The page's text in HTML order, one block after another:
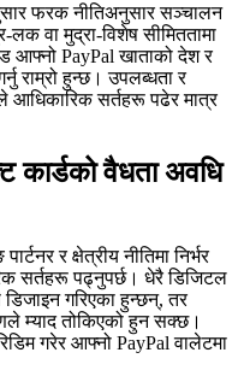
फरक नीतिअनुसार सञ्चालन
वा मुद्रा‑विशेष सीमिततामा
आफ्नो PayPal खाताको देश र
राम्रो हुन्छ। उपलब्धता र
सर्तहरू पढेर मात्र
वैधता अवधि
र क्षेत्रीय नीतिमा निर्भर
सर्तहरू पढ्नुपर्छ। धेरै डिजिटल
गरिएका हुन्छन्, तर
म्याद तोकिएको हुन सक्छ।
गरेर आफ्नो PayPal वालेटमा